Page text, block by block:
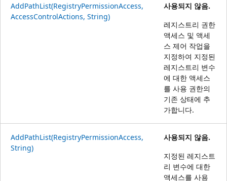
AddPathList(RegistryPermissionAccess,
AccessControlActions, String)
사용되지 않음.
레지스트리 권한
액세스 및 액세
스 제어 작업을
지정하여 지정된
레지스트리 변수
에 대한 액세스
를 사용 권한의
기존 상태에 추
가합니다.
AddPathList(RegistryPermissionAccess,
String)
사용되지 않음.
지정된 레지스트
리 변수에 대한
액세스를 사용